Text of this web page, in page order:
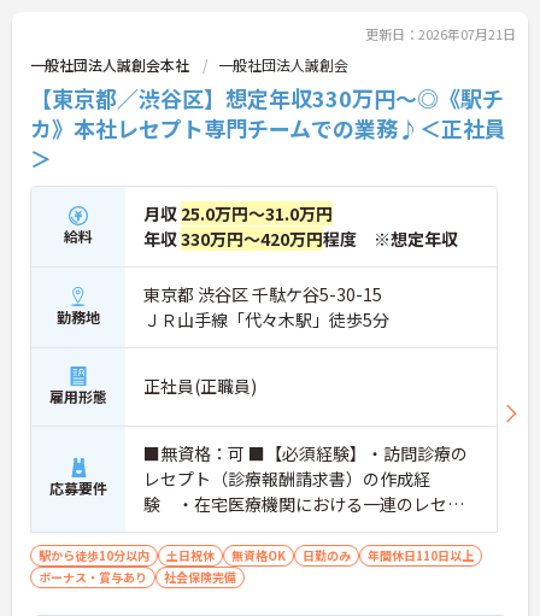
■ 未経験でも安心スタート♪
はじめての方でも無理なく始められる体制です。
・丁寧な研修＆OJTあり
・段階的に業務をお任せ
→ 「いきなり一人で対応」はありません！
■ プライベートも大切にできる環境♪
無理なく働ける勤務スタイルです。
・お休みの相談がしやすい環境
→ ワークライフバランスを大切にしたい方に◎
■ あたたかい雰囲気の職場です♪
人間関係の良さも魅力のひとつです。
・話しかけやすい雰囲気
・チームワークを大切にしている
・風通しの良い環境
→ 新しく入る方もすぐ馴染める職場です
更新日：2026年07月21日
一般社団法人誠創会本社 一般社団法人誠創会
【東京都／渋谷区】想定年収330万円～◎《駅チ
カ》本社レセプト専門チームでの業務♪＜正社員
＞
給料
月収 25.0万円～31.0万円
年収330万円～420万円程度 ※想定年収
勤務地
東京都 渋谷区 千駄ケ谷5-30-15
ＪＲ山手線「代々木駅」徒歩5分
雇用形態 正社員(正職員)
応募要件
■無資格：可 ■【必須経験】・訪問診療の
レセプト（診療報酬請求書）の作成経
験 ・在宅医療機関における一連のレセプ
ト算定を独断で実務対応ができること（カ
ルテ内容から行為入力～伝送まで） ・返
戻・査定などの月遅れ請求対応の流れを理
駅から徒歩10分以内 土日祝休 無資格OK 日勤のみ
年間休日110日以上
ボーナス・賞与あり
社会保険完備